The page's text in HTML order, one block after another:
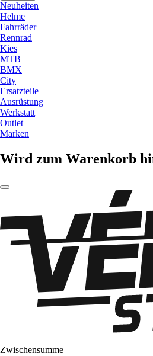
Neuheiten
Helme
Fahrräder
Rennrad
Kies
MTB
BMX
City
Ersatzteile
Ausrüstung
Werkstatt
Outlet
Marken
Wird zum Warenkorb
Zwischensumme